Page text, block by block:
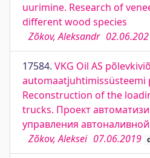
uurimine. Research of
different wood species
Zõkov, Aleksandr
17584. VKG Oil AS
automaatjuhtimissüsteemi
Reconstruction of the
trucks. Проект
управления автоналивной
Zõkov, Aleksei 07.06.2019